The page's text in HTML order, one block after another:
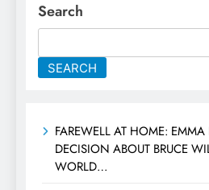
Search
SEARCH
FAREWELL AT HOME: EMMA
DECISION ABOUT BRUCE
WORLD…